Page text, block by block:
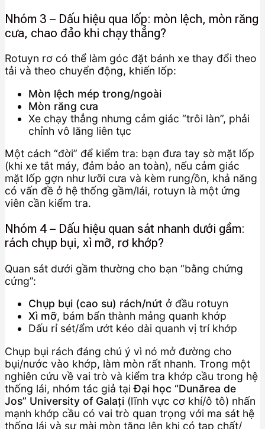
Nhóm 3 – Dấu hiệu qua lốp: mòn lệch, mòn răng
cưa, chao đảo khi chạy thẳng?
Rotuyn rơ có thể làm góc đặt bánh xe thay đổi theo
tải và theo chuyển động, khiến lốp:
Mòn lệch mép trong/ngoài
Mòn răng cưa
Xe chạy thẳng nhưng cảm giác “trôi làn”, phải
chỉnh vô lăng liên tục
Một cách “đời” để kiểm tra: bạn đưa tay sờ mặt lốp
(khi xe tắt máy, đảm bảo an toàn), nếu cảm giác
mặt lốp gợn như lưỡi cưa và kèm rung/ồn, khả năng
có vấn đề ở hệ thống gầm/lái, rotuyn là một ứng
viên cần kiểm tra.
Nhóm 4 – Dấu hiệu quan sát nhanh dưới gầm:
rách chụp bụi, xì mỡ, rơ khớp?
Quan sát dưới gầm thường cho bạn “bằng chứng
cứng”:
Chụp bụi (cao su) rách/nứt ở đầu rotuyn
Xì mỡ, bám bẩn thành mảng quanh khớp
Dấu rỉ sét/ẩm ướt kéo dài quanh vị trí khớp
Chụp bụi rách đáng chú ý vì nó mở đường cho
bụi/nước vào khớp, làm mòn rất nhanh. Trong một
nghiên cứu về vai trò và kiểm tra khớp cầu trong hệ
thống lái, nhóm tác giả tạiĐại học “Dunărea de
Jos” University of Galați (lĩnh vực cơ khí/ô tô) nhấn
mạnh khớp cầu có vai trò quan trọng với ma sát hệ
thống lái và sự mài mòn tăng lên khi có tạp chất/